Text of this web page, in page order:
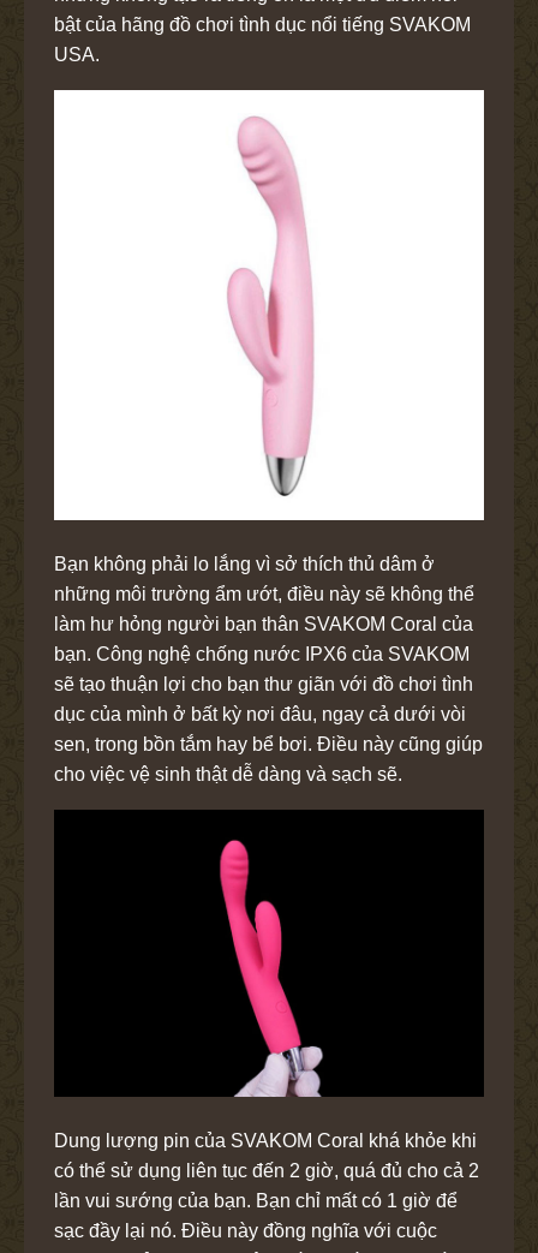
bật của hãng đồ chơi tình dục nổi tiếng SVAKOM
USA.
Bạn không phải lo lắng vì sở thích thủ dâm ở
những môi trường ẩm ướt, điều này sẽ không thể
làm hư hỏng người bạn thân SVAKOM Coral của
bạn. Công nghệ chống nước IPX6 của SVAKOM
sẽ tạo thuận lợi cho bạn thư giãn với đồ chơi tình
dục của mình ở bất kỳ nơi đâu, ngay cả dưới vòi
sen, trong bồn tắm hay bể bơi. Điều này cũng giúp
cho việc vệ sinh thật dễ dàng và sạch sẽ.
Dung lượng pin của SVAKOM Coral khá khỏe khi
có thể sử dụng liên tục đến 2 giờ, quá đủ cho cả 2
lần vui sướng của bạn. Bạn chỉ mất có 1 giờ để
sạc đầy lại nó. Điều này đồng nghĩa với cuộc